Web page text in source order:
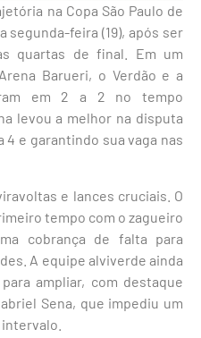
na Copa São Paulo de
feira (19), após ser
quartas de final. Em um
Barueri, o Verdão e a
em 2 a 2 no tempo
levou a melhor na disputa
e garantindo sua vaga nas
e lances cruciais. O
tempo com o zagueiro
cobrança de falta para
A equipe alviverde ainda
ampliar, com destaque
Sena, que impediu um